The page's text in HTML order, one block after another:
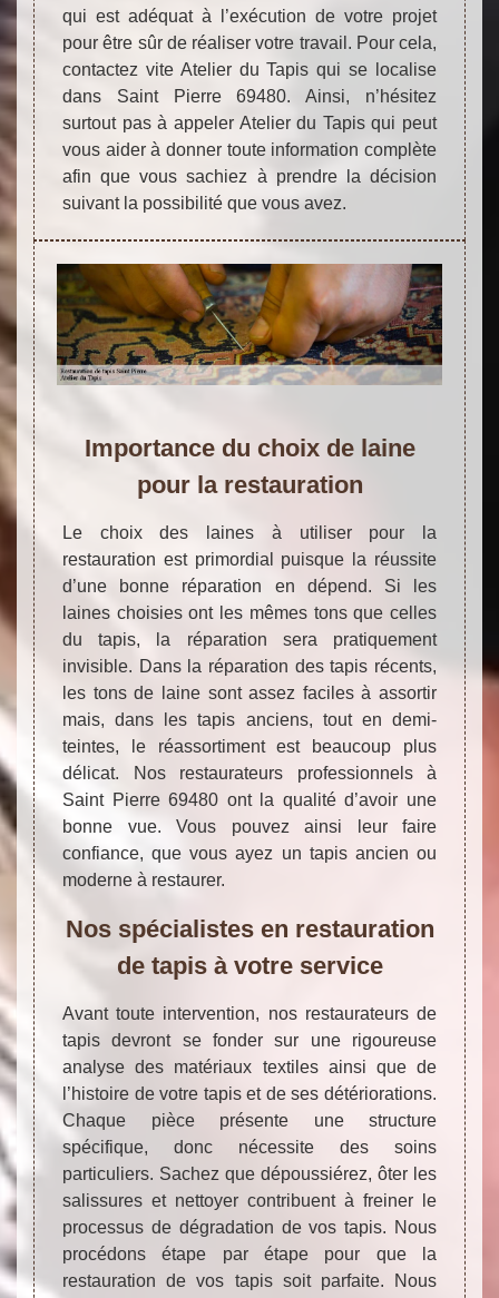
qui est adéquat à l’exécution de votre projet
pour être sûr de réaliser votre travail. Pour cela,
contactez vite Atelier du Tapis qui se localise
dans Saint Pierre 69480. Ainsi, n’hésitez
surtout pas à appeler Atelier du Tapis qui peut
vous aider à donner toute information complète
afin que vous sachiez à prendre la décision
suivant la possibilité que vous avez.
Importance du choix de laine
pour la restauration
Le choix des laines à utiliser pour la
restauration est primordial puisque la réussite
d’une bonne réparation en dépend. Si les
laines choisies ont les mêmes tons que celles
du tapis, la réparation sera pratiquement
invisible. Dans la réparation des tapis récents,
les tons de laine sont assez faciles à assortir
mais, dans les tapis anciens, tout en demi-
teintes, le réassortiment est beaucoup plus
délicat. Nos restaurateurs professionnels à
Saint Pierre 69480 ont la qualité d’avoir une
bonne vue. Vous pouvez ainsi leur faire
confiance, que vous ayez un tapis ancien ou
moderne à restaurer.
Nos spécialistes en restauration
de tapis à votre service
Avant toute intervention, nos restaurateurs de
tapis devront se fonder sur une rigoureuse
analyse des matériaux textiles ainsi que de
l’histoire de votre tapis et de ses détériorations.
Chaque pièce présente une structure
spécifique, donc nécessite des soins
particuliers. Sachez que dépoussiérez, ôter les
salissures et nettoyer contribuent à freiner le
processus de dégradation de vos tapis. Nous
procédons étape par étape pour que la
restauration de vos tapis soit parfaite. Nous